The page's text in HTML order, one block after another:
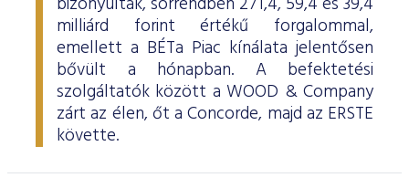
milliárd forint értékű forgalommal,
emellett a BÉTa Piac kínálata jelentősen
bővült a hónapban. A befektetési
szolgáltatók között a WOOD & Company
zárt az élen, őt a Concorde, majd az ERSTE
követte.